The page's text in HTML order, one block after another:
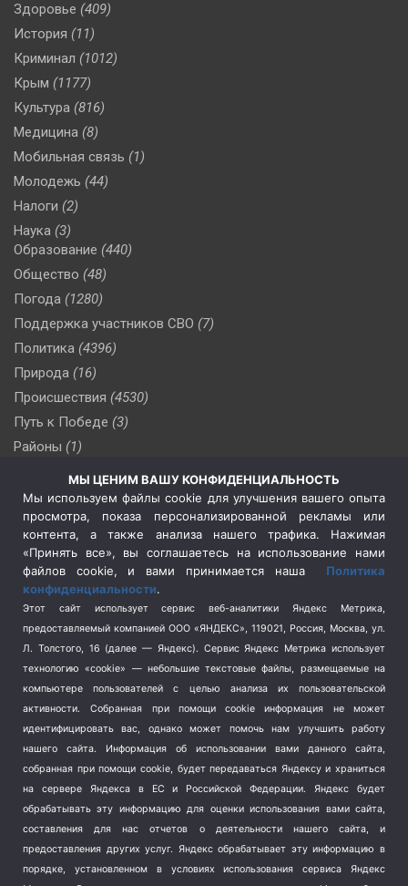
Здоровье (409)
История (11)
Криминал (1012)
Крым (1177)
Культура (816)
Медицина (8)
Мобильная связь (1)
Молодежь (44)
Налоги (2)
Наука (3)
Образование (440)
Общество (48)
Погода (1280)
Поддержка участников СВО (7)
Политика (4396)
Природа (16)
Происшествия (4530)
Путь к Победе (3)
Районы (1)
(509)
Сельское хозяйство (3)
Социальная политика
(3)
Спецоперация в Украине
Спецоперация на Украине
(404)
Спорт (740)
Терроризм (1)
Транспорт (262)
Туризм (178)
Флот (76)
Школа и спорт (2)
Экология (8)
Экономика (1172)
МЫ ЦЕНИМ ВАШУ КОНФИДЕНЦИАЛЬНОСТЬ
Мы используем файлы cookie для улучшения вашего опыта
просмотра, показа персонализированной рекламы или
контента, а также анализа нашего трафика. Нажимая
«Принять все», вы соглашаетесь на использование нами
файлов cookie, и вами принимается наша Политика
конфиденциальности.
Этот сайт использует сервис веб-аналитики Яндекс Метрика,
предоставляемый компанией ООО «ЯНДЕКС», 119021, Россия, Москва, ул.
Л. Толстого, 16 (далее — Яндекс). Сервис Яндекс Метрика использует
технологию «cookie» — небольшие текстовые файлы, размещаемые на
компьютере пользователей с целью анализа их пользовательской
активности.
Собранная при помощи cookie информация не может
идентифицировать вас, однако может помочь нам улучшить работу
нашего сайта. Информация об использовании вами данного сайта,
собранная при помощи cookie, будет передаваться Яндексу и храниться
на сервере Яндекса в ЕС и Российской Федерации. Яндекс будет
обрабатывать эту информацию для оценки использования вами сайта,
составления для нас отчетов о деятельности нашего сайта, и
предоставления других услуг. Яндекс обрабатывает эту информацию в
порядке, установленном в условиях использования сервиса Яндекс